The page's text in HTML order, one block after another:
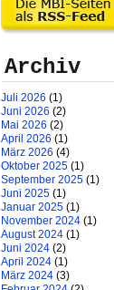
Archiv
Juli 2026 (1)
Juni 2026 (2)
Mai 2026 (2)
April 2026 (1)
März 2026 (4)
Oktober 2025 (1)
September 2025 (1)
Juni 2025 (1)
Januar 2025 (1)
November 2024 (1)
August 2024 (1)
Juni 2024 (2)
April 2024 (1)
März 2024 (3)